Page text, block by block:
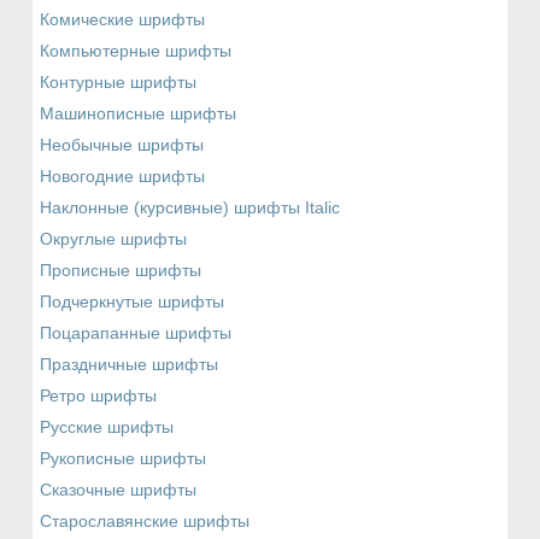
Комические шрифты
Компьютерные шрифты
Контурные шрифты
Машинописные шрифты
Необычные шрифты
Новогодние шрифты
Наклонные (курсивные) шрифты Italic
Округлые шрифты
Прописные шрифты
Подчеркнутые шрифты
Поцарапанные шрифты
Праздничные шрифты
Ретро шрифты
Русские шрифты
Рукописные шрифты
Сказочные шрифты
Старославянские шрифты